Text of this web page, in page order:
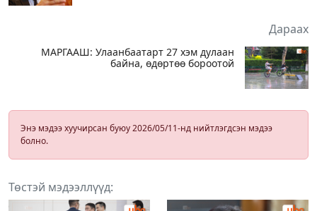
Дараах
МАРГААШ: Улаанбаатарт 27 хэм дулаан
байна, өдөртөө бороотой
Энэ мэдээ хуучирсан буюу 2026/05/11-нд нийтлэгдсэн мэдээ
болно.
Төстэй мэдээллүүд: